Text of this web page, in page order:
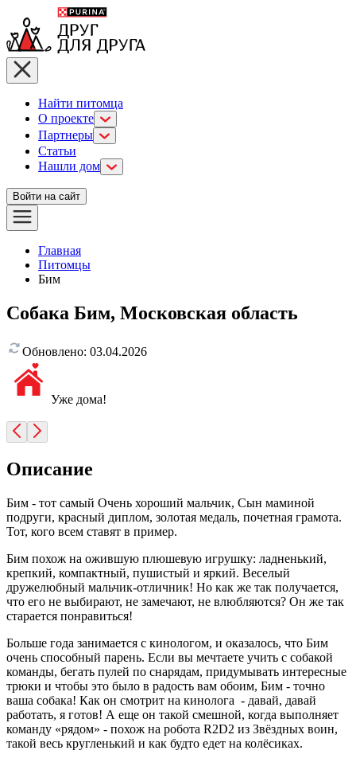
Найти питомца
О проекте
Партнеры
Статьи
Нашли дом
Войти на сайт
Главная
Питомцы
Бим
Собака Бим, Московская область
Обновлено: 03.04.2026
Уже дома!
Описание
Бим - тот самый Очень хороший мальчик, Сын маминой
подруги, красный диплом, золотая медаль, почетная грамота.
Тот, кого всем ставят в пример.
Бим похож на ожившую плюшевую игрушку: ладненький,
крепкий, компактный, пушистый и яркий. Веселый
дружелюбный мальчик-отличник! Но как же так получается,
что его не выбирают, не замечают, не влюбляются? Он же так
старается понравиться!
Больше года занимается с кинологом, и оказалось, что Бим
очень способный парень. Если вы мечтаете учить с собакой
команды, бегать пулей по снарядам, придумывать интересные
трюки и чтобы это было в радость вам обоим, Бим - точно
ваша собака! Как он смотрит на кинолога - давай, давай
работать, я готов! А еще он такой смешной, когда выполняет
команду «рядом» - похож на робота R2D2 из Звёздных воин,
такой весь кругленький и как будто едет на колёсиках.